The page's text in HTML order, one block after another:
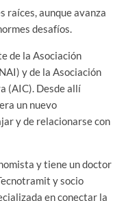
raíces, aunque avanza
desafíos.
de la Asociación
y de la Asociación
(AIC). Desde allí
un nuevo
y de relacionarse con
y tiene un doctor
y socio
en conectar la